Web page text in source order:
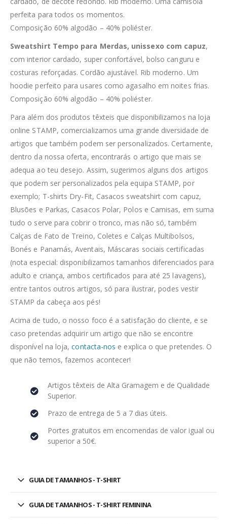
perfeita para todos os momentos.
Composição 60% algodão – 40% poliéster.
Sweatshirt Tempo para Merdas, unissexo com capuz,
com interior cardado, super confortável, bolso canguru e
costuras reforçadas. Cordão ajustável. Rib moderno. Um
hoodie perfeito para usares como agasalho em noites frias.
Composição 60% algodão – 40% poliéster.
Para além dos produtos têxteis que disponibilizamos na loja
online STAMP, comercializamos uma grande diversidade de
artigos que também podem ser personalizados. Certamente,
dentro da nossa oferta, encontrarás o artigo que mais se
adequa ao teu desejo. Assim, sugerimos alguns dos artigos
que podem ser personalizados pela equipa STAMP, por
exemplo; T-shirts Dry-Fit, Casacos sweatshirt com capuz,
Blusões e Parkas, Casacos Polar, Polos e Camisas, em suma
tudo o serve para cobrir o tronco, mas não só, também
Calças de Fato de Treino, Coletes e Calças Multibolsos,
Bonés e Panamás, Aventais, Máscaras sociais certificadas
(nota especial: disponibilizamos tamanhos diferenciados para
adulto e criança, ambos certificados para até 25 lavagens),
entre tantos outros artigos, só para ilustrar, podes vestir
STAMP da cabeça aos pés!
Acima de tudo, o nosso foco é a satisfação do cliente, e se
caso pretendas adquirir um artigo que não se encontre
disponível na loja,contacta-nos e explica o que pretendes. O
que não temos, fazemos acontecer!
Artigos têxteis de Alta Gramagem e de Qualidade
Superior.
Prazo de entrega de 5 a 7 dias úteis.
Portes gratuitos em encomendas de valor igual ou
superior a 50€.
GUIA DE TAMANHOS - T-SHIRT
GUIA DE TAMANHOS - T-SHIRT FEMININA